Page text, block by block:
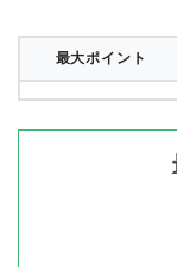
最大ポイント